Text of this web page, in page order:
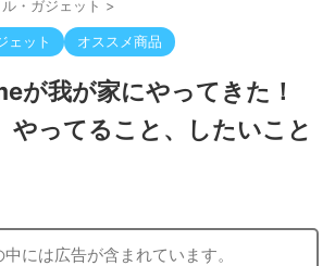
・ガジェット >
ェット オススメ商品
が我が家にやってきた！
やってること、したいこと
には広告が含まれています。